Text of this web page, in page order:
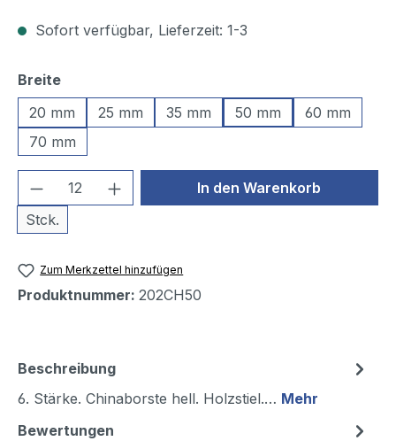
Sofort verfügbar, Lieferzeit: 1-3
Breiteauswählen
20 mm
25 mm 35 mm 50 mm
60 mm
70 mm
Produkt Anzahl: Gib den
Stck.
In den Warenkorb
Zum Merkzettel hinzufügen
Produktnummer: 202CH50
Beschreibung
6. Stärke. Chinaborste hell. Holzstiel.… Mehr
Bewertungen